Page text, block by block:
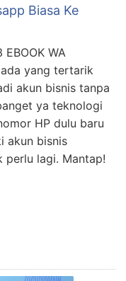
Biasa Ke
EBOOK WA
ada yang tertarik
akun bisnis tanpa
ya teknologi
HP dulu baru
akun bisnis
perlu lagi. Mantap!